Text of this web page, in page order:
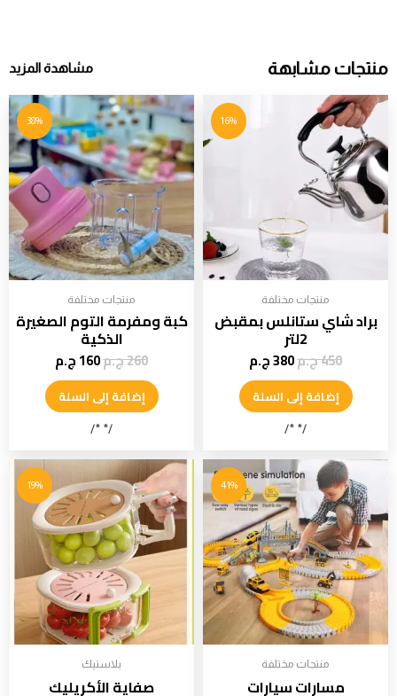
منتجات مشابهة مشاهدة المزيد
16%
منتجات مختلفة
براد شاي ستانلس بمقبض
2لتر
450ج.م380ج.م
إضافة إلى السلة
/* */
38%
منتجات مختلفة
كبة ومفرمة التوم الصغيرة
الذكية
260ج.م160ج.م
إضافة إلى السلة
/* */
41%
منتجات مختلفة
مسارات سيارات
19%
بلاستيك
صفاية الأكريليك